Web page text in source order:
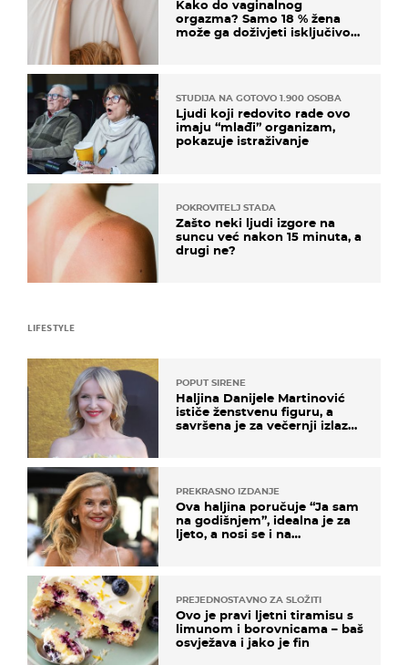
Kako do vaginalnog
orgazma? Samo 18 % žena
može ga doživjeti isključivo
STUDIJA NA GOTOVO 1.900 OSOBA
Ljudi koji redovito rade ovo
imaju “mlađi” organizam,
pokazuje istraživanje
POKROVITELJ STADA
Zašto neki ljudi izgore na
suncu već nakon 15 minuta, a
drugi ne?
LIFESTYLE
POPUT SIRENE
Haljina Danijele Martinović
ističe ženstvenu figuru, a
savršena je za večernji izlazak
PREKRASNO IZDANJE
Ova haljina poručuje “Ja sam
na godišnjem”, idealna je za
ljeto, a nosi se i na
PREJEDNOSTAVNO ZA SLOŽITI
Ovo je pravi ljetni tiramisu s
limunom i borovnicama – baš
osvježava i jako je fin